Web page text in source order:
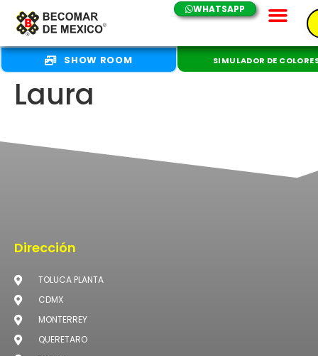
WHATSAPP
SHOW ROOM SIMULADOR DE
Laura
Dirección
TOLUCA PLANTA
CDMX
MONTERREY
QUERETARO